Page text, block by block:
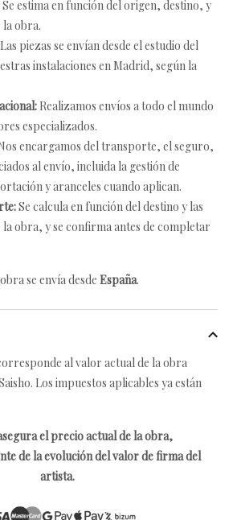
Se estima en función del origen, destino, y
obra.
Las piezas se envían desde el estudio del
instalaciones en Madrid, según la
Realizamos envíos a todo el mundo
especializados.
encargamos del transporte, el seguro,
al envío, incluida la gestión de
y aranceles cuando aplican.
Se calcula en función del destino y las
obra, y se confirma antes de completar
se envía desde España.
al valor actual de la obra
Los impuestos aplicables ya están
el precio actual de la obra,
de la evolución del valor de firma del
artista.